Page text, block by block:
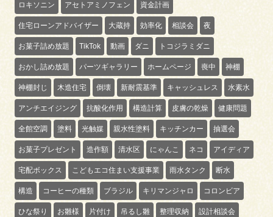
ロキソニン アセトアミノフェン 資金計画
住宅ローンアドバイザー 大蔵持 効率化 相談会 夜
お菓子詰め放題 TikTok 動画 ダニ トコジラミダニ
おかし詰め放題 パーツギャラリー ホームページ 喪中 神棚
神棚封じ 木造住宅 倒壊 新耐震基準 キャッシュレス 水素水
アンチエイジング 抗酸化作用 構造計算 皮膚の乾燥 健康問題
全館空調 塗料 光触媒 親水性塗料 キッチンカー 抽選会
お菓子プレゼント 造作額 清水区 にゃんこ ネコ アイディア
宅配ボックス こどもエコ住まい支援事業 雨水タンク 断水
構造 コーヒーの種類 ブラジル キリマンジャロ コロンビア
ひな祭り お雛様 片付け 吊るし雛 整理収納 設計相談会